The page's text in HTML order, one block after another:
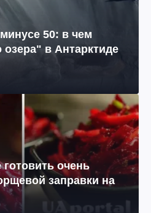
50: в чем
озера" в Антарктиде
очень
заправки на